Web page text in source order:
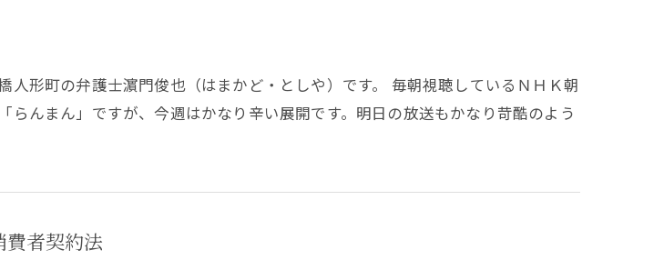
人形町の弁護士濵門俊也（はまかど・としや）です。 毎朝視聴しているＮＨＫ朝
らんまん」ですが、今週はかなり辛い展開です。明日の放送もかなり苛酷のよう
費者契約法